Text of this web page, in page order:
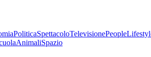
PoliticaSpettacoloTelevisionePeople
AnimaliSpazio